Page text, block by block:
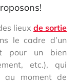
lieux de sortie
le cadre d’un
pour un bien
etc.), qui
au moment de